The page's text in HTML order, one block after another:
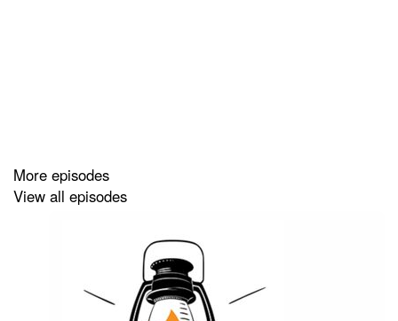
More episodes
View all episodes